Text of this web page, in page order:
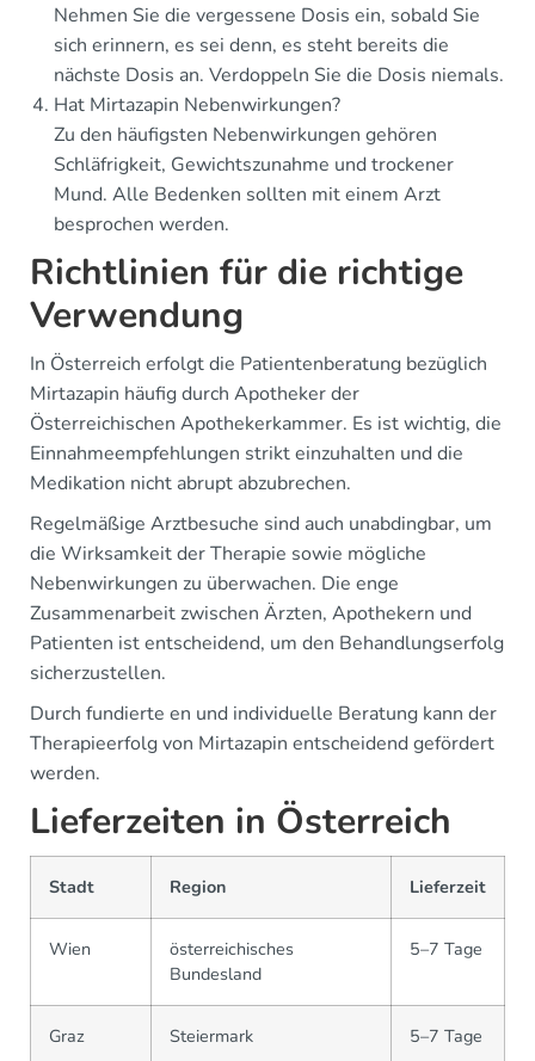
Nehmen Sie die vergessene Dosis ein, sobald Sie
sich erinnern, es sei denn, es steht bereits die
nächste Dosis an. Verdoppeln Sie die Dosis niemals.
Hat Mirtazapin Nebenwirkungen?
Zu den häufigsten Nebenwirkungen gehören
Schläfrigkeit, Gewichtszunahme und trockener
Mund. Alle Bedenken sollten mit einem Arzt
besprochen werden.
Richtlinien für die richtige
Verwendung
In Österreich erfolgt die Patientenberatung bezüglich
Mirtazapin häufig durch Apotheker der
Österreichischen Apothekerkammer. Es ist wichtig, die
Einnahmeempfehlungen strikt einzuhalten und die
Medikation nicht abrupt abzubrechen.
Regelmäßige Arztbesuche sind auch unabdingbar, um
die Wirksamkeit der Therapie sowie mögliche
Nebenwirkungen zu überwachen. Die enge
Zusammenarbeit zwischen Ärzten, Apothekern und
Patienten ist entscheidend, um den Behandlungserfolg
sicherzustellen.
Durch fundierte en und individuelle Beratung kann der
Therapieerfolg von Mirtazapin entscheidend gefördert
werden.
Lieferzeiten in Österreich
Stadt Region Lieferzeit
Wien
österreichisches
Bundesland
5–7 Tage
Graz Steiermark 5–7 Tage